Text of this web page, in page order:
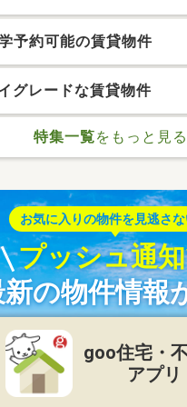
予約可能の賃貸物件
グレードな賃貸物件
特集一覧をもっと見る
お気に入りの物件を見逃さな
プッシュ通
の物件情報
goo住宅・
アプリ